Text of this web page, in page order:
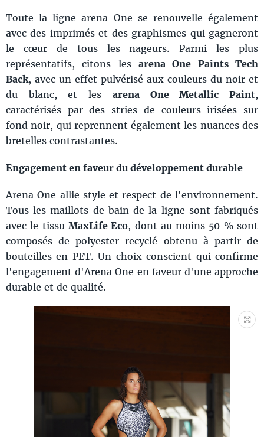
Toute la ligne arena One se renouvelle également
avec des imprimés et des graphismes qui gagneront
le cœur de tous les nageurs. Parmi les plus
représentatifs, citons les arena One Paints Tech
Back, avec un effet pulvérisé aux couleurs du noir et
du blanc, et les arena One Metallic Paint,
caractérisés par des stries de couleurs irisées sur
fond noir, qui reprennent également les nuances des
bretelles contrastantes.
Engagement en faveur du développement durable
Arena One allie style et respect de l'environnement.
Tous les maillots de bain de la ligne sont fabriqués
avec le tissu MaxLife Eco, dont au moins 50 % sont
composés de polyester recyclé obtenu à partir de
bouteilles en PET. Un choix conscient qui confirme
l'engagement d'Arena One en faveur d'une approche
durable et de qualité.